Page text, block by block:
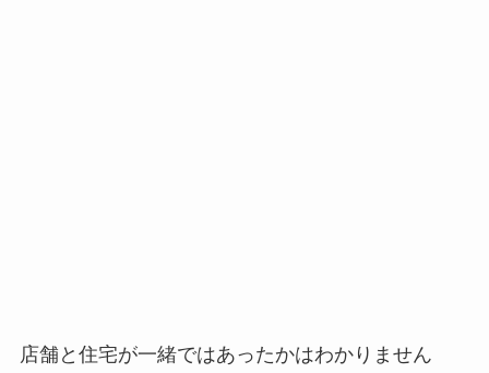
店舗と住宅が一緒ではあったかはわかりません